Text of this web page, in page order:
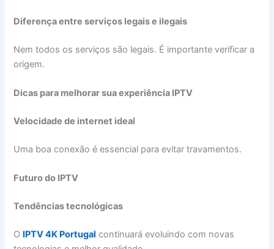
Diferença entre serviços legais e ilegais
Nem todos os serviços são legais. É importante verificar a
origem.
Dicas para melhorar sua experiência IPTV
Velocidade de internet ideal
Uma boa conexão é essencial para evitar travamentos.
Futuro do IPTV
Tendências tecnológicas
O IPTV 4K Portugal continuará evoluindo com novas